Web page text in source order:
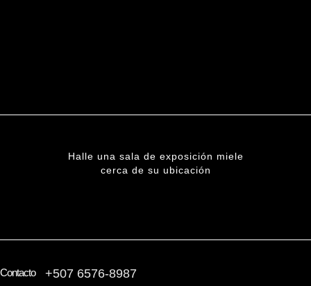
Halle una sala de exposición miele
cerca de su ubicación
Contacto +507 6576-8987